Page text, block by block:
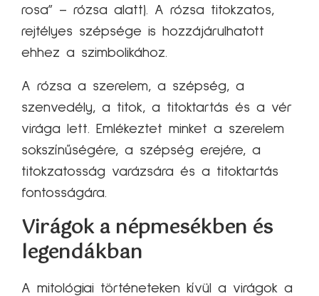
rosa” – rózsa alatt). A rózsa titokzatos,
rejtélyes szépsége is hozzájárulhatott
ehhez a szimbolikához.
A rózsa a szerelem, a szépség, a
szenvedély, a titok, a titoktartás és a vér
virága lett. Emlékeztet minket a szerelem
sokszínűségére, a szépség erejére, a
titokzatosság varázsára és a titoktartás
fontosságára.
Virágok a népmesékben és
legendákban
A mitológiai történeteken kívül a virágok a